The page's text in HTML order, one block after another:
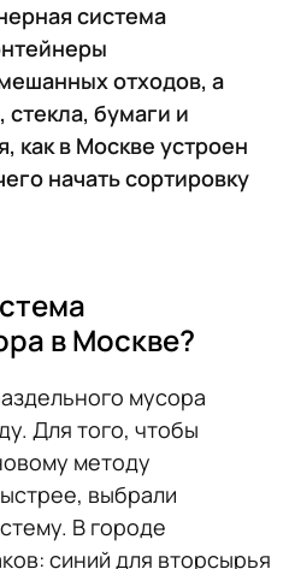
система
отходов, а
бумаги и
как в Москве устроен
начать сортировку
в Москве?
мусора
Для того, чтобы
методу
выбрали
В городе
синий для вторсырья